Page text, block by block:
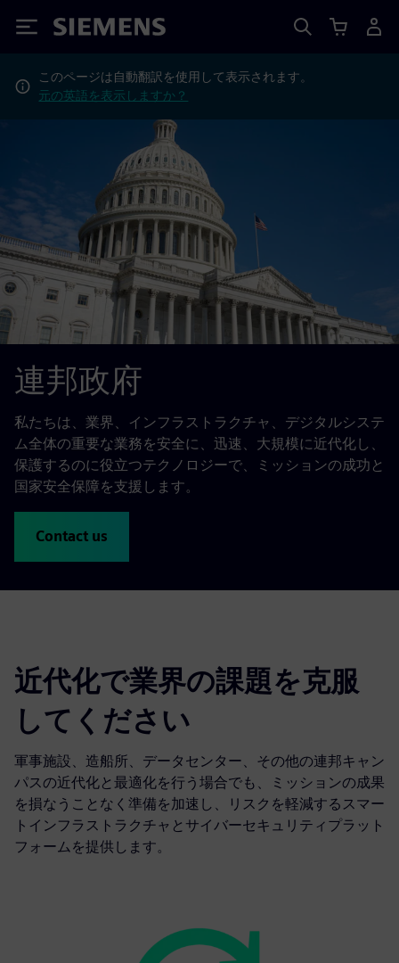
Siemens
このページは自動翻訳を使用して表示されます。
元の英語を表示しますか？
連邦政府
私たちは、業界、インフラストラクチャ、デジタルシステ
ム全体の重要な業務を安全に、迅速、大規模に近代化し、
保護するのに役立つテクノロジーで、ミッションの成功と
国家安全保障を支援します。
Contact us
近代化で業界の課題を克服
してください
軍事施設、造船所、データセンター、その他の連邦キャン
パスの近代化と最適化を行う場合でも、ミッションの成果
を損なうことなく準備を加速し、リスクを軽減するスマー
トインフラストラクチャとサイバーセキュリティプラット
フォームを提供します。